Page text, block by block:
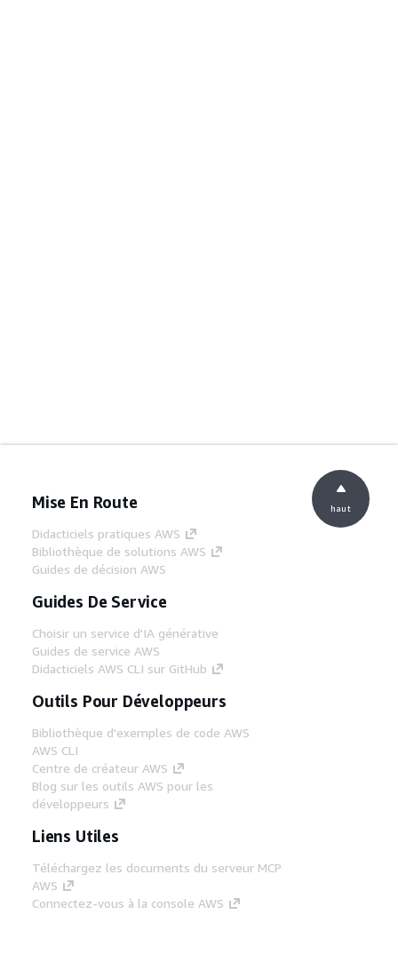
Mise En Route
Didacticiels pratiques AWS
Bibliothèque de solutions AWS
Guides de décision AWS
Guides De Service
Choisir un service d'IA générative
Guides de service AWS
Didacticiels AWS CLI sur GitHub
Outils Pour Développeurs
Bibliothèque d'exemples de code AWS
AWS CLI
Centre de créateur AWS
Blog sur les outils AWS pour les
développeurs
Liens Utiles
Téléchargez les documents du serveur MCP
AWS
Connectez-vous à la console AWS
haut